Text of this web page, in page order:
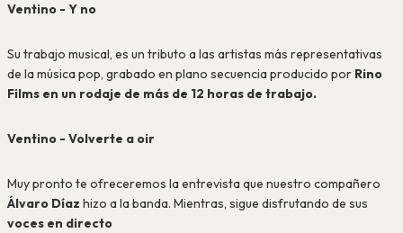
Ventino - Y no
Su trabajo musical, es un tributo a las artistas más representativas
de la música pop, grabado en plano secuencia producido por Rino
Films en un rodaje de más de 12 horas de trabajo.
Ventino - Volverte a oir
Muy pronto te ofreceremos la entrevista que nuestro compañero
Álvaro Díaz hizo a la banda. Mientras, sigue disfrutando de sus
voces en directo